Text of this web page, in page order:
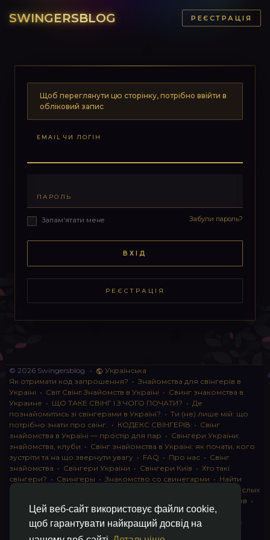
Цей веб-сайт використовує файли cookie,
щоб гарантувати найкращий досвід на
SWINGERSBLOG РЕЄСТРАЦІЯ
Щоб переглянути цю сторінку, потрібно ввійти в
обліковий запис
EMAIL ЧИ ЛОГІН
ПАРОЛЬ
Запам'ятати мене Забули пароль?
ВХІД
РЕЄСТРАЦІЯ
© 2026 Swingersblog •
Українська
Як отримати код запрошення? • Знайомства для свінгерів в
Україні • Світ Свінг Знайомств в Україні • Свинг знакомства в
Украине • ЩО ТАКЕ СВІНГ І З ЧОГО ПОЧАТИ? • Де
познайомитись зі свінгерами в Україні? • Ти (не) лише мій: що
потрібно знати про свінг. • КОДЕКС СВІНГЕРІВ • Свінг
знайомства в Україні — простір для пар • Свінгери України:
знайомства, клуби • Свінг знайомства в Україні: як почати, кого
зустріти та на що звернути увагу • FAQ • Про нас • Свінг
знайомства • Свінгери України • Свінгери Київ • Хто такі
свінгери? • Свингеры • Знакомство со свинегарми • Найти
instagram для взрослых
Клуб свингеров •
Конфіденційність• Правила• Партнерська програма
Свингеры •Свинг-пати•О свингерах откровенно
Свинг-
клуб: что это и как работает